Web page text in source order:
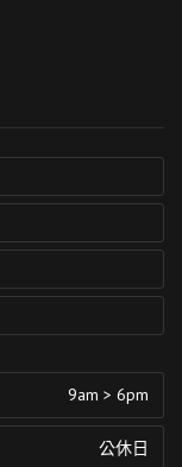
9am > 6pm
公休日